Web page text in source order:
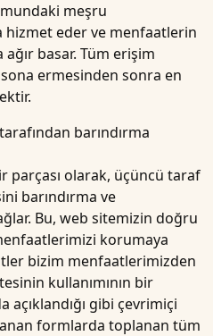
meşru
eder ve menfaatlerin
basar. Tüm erişim
ermesinden sonra en
barındırma
parçası olarak, üçüncü taraf
barındırma ve
Bu, web sitemizin doğru
korumaya
bizim menfaatlerimizden
kullanımının bir
açıklandığı gibi çevrimiçi
formlarda toplanan tüm